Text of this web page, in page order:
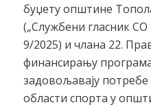
буџету општине
(„Службени гласник
9/2025) и члана 22.
финансирању
задовољавају
области спорта у